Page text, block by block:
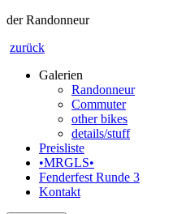
der Randonneur
zurück
Galerien
Randonneur
Commuter
other bikes
details/stuff
Preisliste
•MRGLS•
Fenderfest Runde 3
Kontakt